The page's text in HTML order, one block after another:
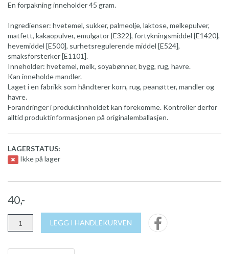
En forpakning inneholder 45 gram.
Ingredienser: hvetemel, sukker, palmeolje, laktose, melkepulver,
matfett, kakaopulver, emulgator [E322], fortykningsmiddel [E1420],
hevemiddel [E500], surhetsregulerende middel [E524],
smaksforsterker [E1101].
Inneholder: hvetemel, melk, soyabønner, bygg, rug, havre.
Kan inneholde mandler.
Laget i en fabrikk som håndterer korn, rug, peanøtter, mandler og
havre.
Forandringer i produktinnholdet kan forekomme. Kontroller derfor
alltid produktinformasjonen på originalemballasjen.
LAGERSTATUS:
Ikke på lager
40,-
LEGG I HANDLEKURVEN